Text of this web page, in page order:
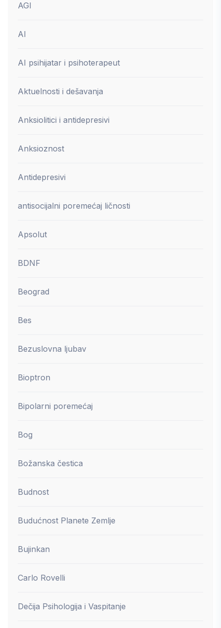
AGI
AI
AI psihijatar i psihoterapeut
Aktuelnosti i dešavanja
Anksiolitici i antidepresivi
Anksioznost
Antidepresivi
antisocijalni poremećaj ličnosti
Apsolut
BDNF
Beograd
Bes
Bezuslovna ljubav
Bioptron
Bipolarni poremećaj
Bog
Božanska čestica
Budnost
Budućnost Planete Zemlje
Bujinkan
Carlo Rovelli
Dečija Psihologija i Vaspitanje